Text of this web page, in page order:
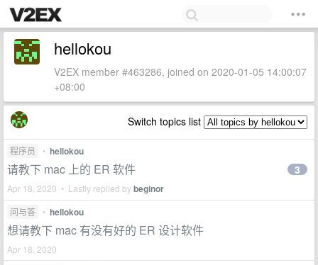
hellokou
V2EX member #463286, joined on 2020-01-05 14:00:07
+08:00
Switch topics list
程序员 • hellokou
请教下 mac 上的 ER 软件
Apr 18, 2020 • Lastly replied bybeginor
3
问与答 • hellokou
想请教下 mac 有没有好的 ER 设计软件
Apr 18, 2020